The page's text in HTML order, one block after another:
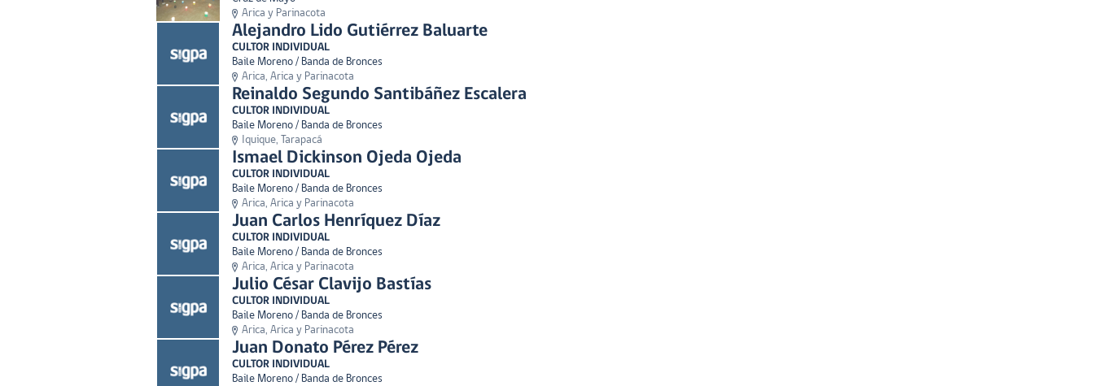
Arica y Parinacota
Alejandro Lido Gutiérrez Baluarte
CULTOR INDIVIDUAL
Baile Moreno / Banda de Bronces
Arica, Arica y Parinacota
Reinaldo Segundo Santibáñez Escalera
CULTOR INDIVIDUAL
Baile Moreno / Banda de Bronces
Iquique, Tarapacá
Ismael Dickinson Ojeda Ojeda
CULTOR INDIVIDUAL
Baile Moreno / Banda de Bronces
Arica, Arica y Parinacota
Juan Carlos Henríquez Díaz
CULTOR INDIVIDUAL
Baile Moreno / Banda de Bronces
Arica, Arica y Parinacota
Julio César Clavijo Bastías
CULTOR INDIVIDUAL
Baile Moreno / Banda de Bronces
Arica, Arica y Parinacota
Juan Donato Pérez Pérez
CULTOR INDIVIDUAL
Baile Moreno / Banda de Bronces